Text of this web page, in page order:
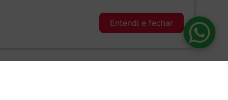
Entendi e fechar